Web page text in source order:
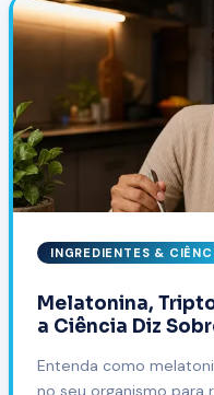
INGREDIENTES &
Melatonina,
a Ciência Diz
Entenda como
no seu organismo para